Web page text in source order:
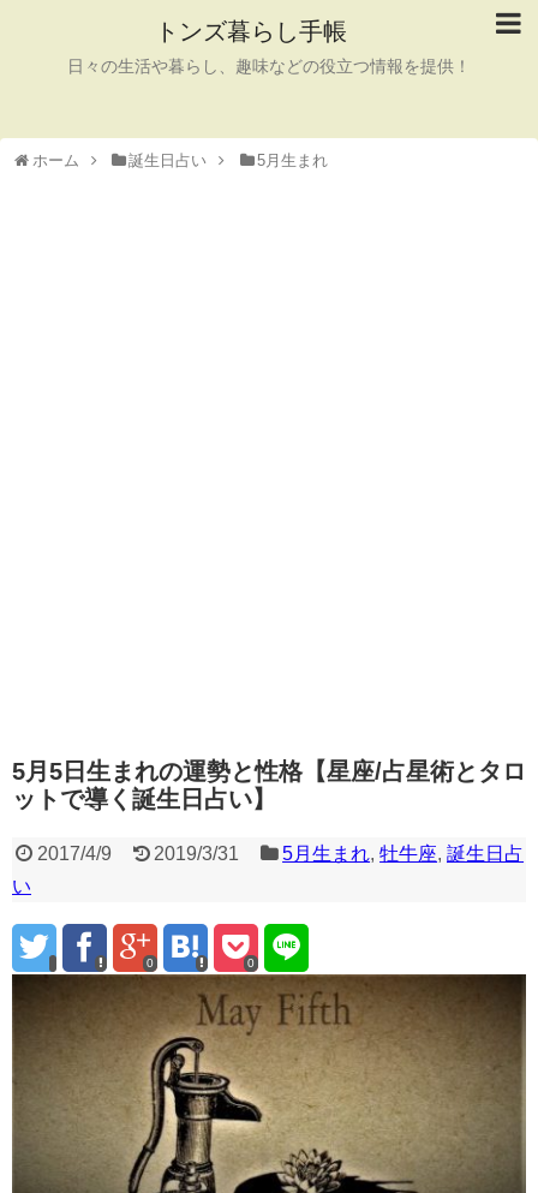
トンズ暮らし手帳
日々の生活や暮らし、趣味などの役立つ情報を提供！
ホーム 誕生日占い 5月生まれ
5月5日生まれの運勢と性格【星座/占星術とタロ
ットで導く誕生日占い】
2017/4/9 2019/3/31 5月生まれ,牡牛座,誕生日占
い
0 0